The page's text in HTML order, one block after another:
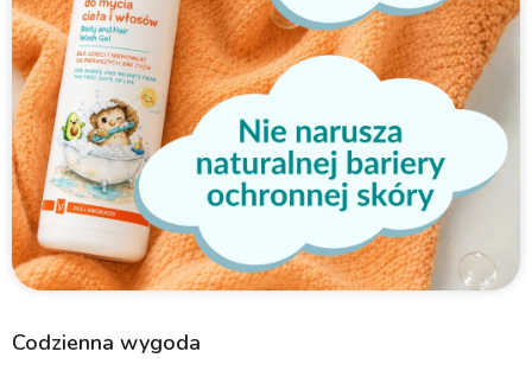
Codzienna wygoda